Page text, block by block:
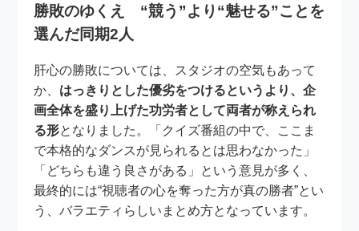
勝敗のゆくえ “競う”より“魅せる”ことを
選んだ同期2人
肝心の勝敗については、スタジオの空気もあって
か、 はっきりとした優劣をつけるというより、企
画全体を盛り上げた功労者として両者が称えられ
る形となりました。「クイズ番組の中で、ここま
で本格的なダンスが見られるとは思わなかった」
「どちらも違う良さがある」という意見が多く、
最終的には“視聴者の心を奪った方が真の勝者”とい
う、バラエティらしいまとめ方となっています。